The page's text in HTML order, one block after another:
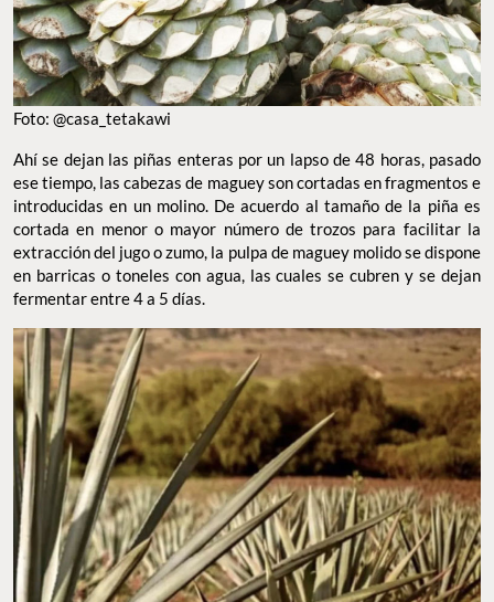
Foto: @casa_tetakawi
Ahí se dejan las piñas enteras por un lapso de 48 horas, pasado
ese tiempo, las cabezas de maguey son cortadas en fragmentos e
introducidas en un molino. De acuerdo al tamaño de la piña es
cortada en menor o mayor número de trozos para facilitar la
extracción del jugo o zumo, la pulpa de maguey molido se dispone
en barricas o toneles con agua, las cuales se cubren y se dejan
fermentar entre 4 a 5 días.